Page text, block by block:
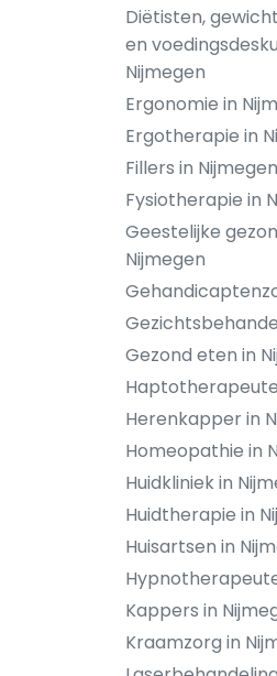
Diëtisten,
en
Nijmegen
Ergonomie in
Ergotherapie in
Fillers in Nijmegen
Fysiotherapie in
Geestelijke
Nijmegen
Gezond eten in
Herenkapper in
Homeopathie in
Huidkliniek in
Huidtherapie in
Huisartsen in
Kappers in
Kraamzorg in